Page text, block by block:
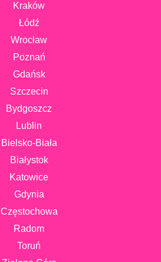
Kraków
Łódź
Wrocław
Poznań
Gdańsk
Szczecin
Bydgoszcz
Lublin
Bielsko-Biała
Białystok
Katowice
Gdynia
Częstochowa
Radom
Toruń